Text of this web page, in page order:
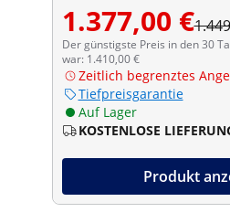
1.377,00 €
Der günstigste Preis in den 30
war: 1.410,00 €
Zeitlich begrenztes
Tiefpreisgarantie
Auf Lager
KOSTENLOSE
Produkt